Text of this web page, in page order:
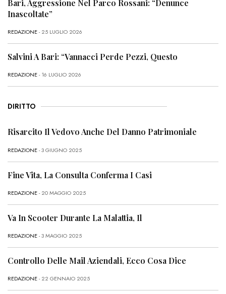
Bari, Aggressione Nel Parco Rossani: “Denunce
Inascoltate”
REDAZIONE- 25 LUGLIO 2026
Salvini A Bari: “Vannacci Perde Pezzi, Questo
REDAZIONE- 16 LUGLIO 2026
DIRITTO
Risarcito Il Vedovo Anche Del Danno Patrimoniale
REDAZIONE- 3 GIUGNO 2025
Fine Vita, La Consulta Conferma I Casi
REDAZIONE- 20 MAGGIO 2025
Va In Scooter Durante La Malattia, Il
REDAZIONE- 3 MAGGIO 2025
Controllo Delle Mail Aziendali, Ecco Cosa Dice
REDAZIONE- 22 GENNAIO 2025